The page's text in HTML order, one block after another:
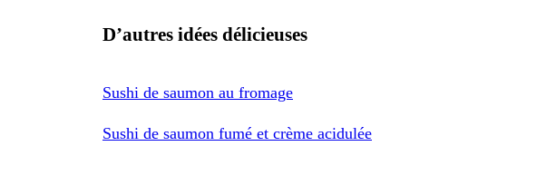
D’autres idées délicieuses
Sushi de saumon au fromage
Sushi de saumon fumé et crème acidulée